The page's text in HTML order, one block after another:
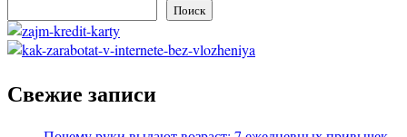
Поиск
Свежие записи